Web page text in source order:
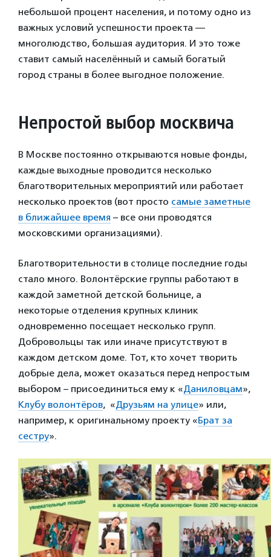
небольшой процент населения, и потому одно из
важных условий успешности проекта —
многолюдство, большая аудитория. И это тоже
ставит самый населённый и самый богатый
город страны в более выгодное положение.
Непростой выбор москвича
В Москве постоянно открываются новые фонды,
каждые выходные проводится несколько
благотворительных мероприятий или работает
несколько проектов (вот просто самые заметные
в ближайшее время – все они проводятся
московскими организациями).
Благотворительности в столице последние годы
стало много. Волонтёрские группы работают в
каждой заметной детской больнице, а
некоторые отделения крупных клиник
одновременно посещает несколько групп.
Добровольцы так или иначе присутствуют в
каждом детском доме. Тот, кто хочет творить
добрые дела, может оказаться перед непростым
выбором – присоединиться ему к «Даниловцам»,
Клубу волонтёров, «Друзьям на улице» или,
например, к оригинальному проекту «Брат за
сестру».